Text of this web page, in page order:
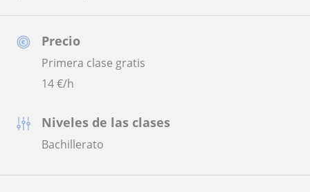
Precio
Primera clase gratis
14€/h
Niveles de las clases
Bachillerato